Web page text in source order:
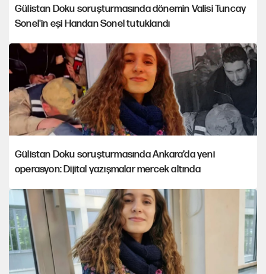
Gülistan Doku soruşturmasında dönemin Valisi Tuncay
Sonel'in eşi Handan Sonel tutuklandı
Gülistan Doku soruşturmasında Ankara’da yeni
operasyon: Dijital yazışmalar mercek altında